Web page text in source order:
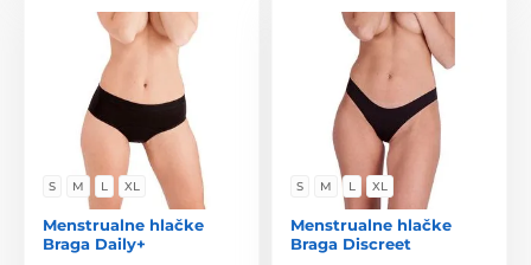
S M L XL
Menstrualne hlačke
Braga Daily+
S M L XL
Menstrualne hlačke
Braga Discreet